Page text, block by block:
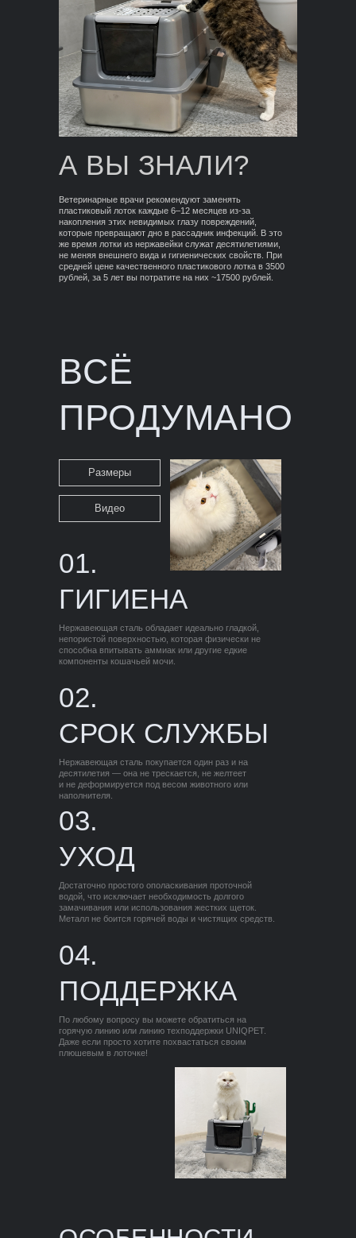
Ветеринарные врачи рекомендуют заменять
пластиковый лоток каждые 6–12 месяцев из-за
накопления этих невидимых глазу повреждений,
которые превращают дно в рассадник инфекций. В это
же время лотки из нержавейки служат десятилетиями,
не меняя внешнего вида и гигиенических свойств. При
средней цене качественного пластикового лотка в 3500
рублей, за 5 лет вы потратите на них ~17500 рублей.
А ВЫ ЗНАЛИ?
04.
ПОДДЕРЖКА
По любому вопросу вы можете обратиться на
горячую линию или линию техподдержки UNIQPET.
Даже если просто хотите похвастаться своим
плюшевым в лоточке!
03.
УХОД
Достаточно простого ополаскивания проточной
водой, что исключает необходимость долгого
замачивания или использования жестких щеток.
Металл не боится горячей воды и чистящих средств.
Нержавеющая сталь покупается один раз и на
десятилетия — она не трескается, не желтеет
и не деформируется под весом животного или
наполнителя.
02.
СРОК СЛУЖБЫ
Нержавеющая сталь обладает идеально гладкой,
непористой поверхностью, которая физически не
способна впитывать аммиак или другие едкие
компоненты кошачьей мочи.
01.
ГИГИЕНА
ВСЁ
ПРОДУМАНО
Видео
Размеры